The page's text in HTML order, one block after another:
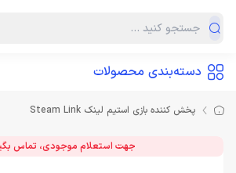
دسته‌بندی محصولات
پخش کننده بازی استیم لینک Steam Link
جهت استعلام موجودی، تماس